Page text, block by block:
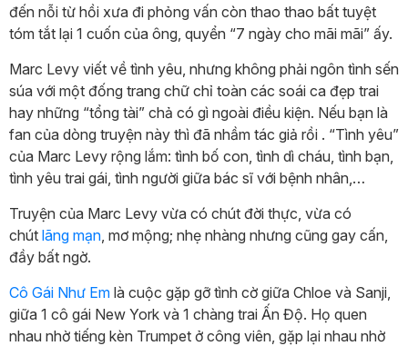
đến nỗi từ hồi xưa đi phỏng vấn còn thao thao bất tuyệt
tóm tắt lại 1 cuốn của ông, quyển “7 ngày cho mãi mãi” ấy.
Marc Levy viết về tình yêu, nhưng không phải ngôn tình sến
súa với một đống trang chữ chỉ toàn các soái ca đẹp trai
hay những “tổng tài” chả có gì ngoài điều kiện. Nếu bạn là
fan của dòng truyện này thì đã nhầm tác giả rồi . “Tình yêu”
của Marc Levy rộng lắm: tình bố con, tình dì cháu, tình bạn,
tình yêu trai gái, tình người giữa bác sĩ với bệnh nhân,…
Truyện của Marc Levy vừa có chút đời thực, vừa có
chút lãng mạn , mơ mộng; nhẹ nhàng nhưng cũng gay cấn,
đầy bất ngờ.
Cô Gái Như Em là cuộc gặp gỡ tình cờ giữa Chloe và Sanji,
giữa 1 cô gái New York và 1 chàng trai Ấn Độ. Họ quen
nhau nhờ tiếng kèn Trumpet ở công viên, gặp lại nhau nhờ